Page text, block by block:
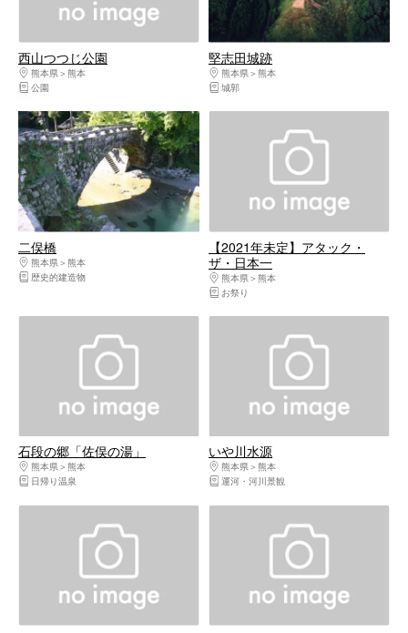
西山つつじ公園
熊本県
熊本
公園
堅志田城跡
熊本県
熊本
城郭
二俣橋
熊本県
熊本
歴史的建造物
【2021年未定】アタック・
ザ・日本一
熊本県
熊本
お祭り
石段の郷「佐俣の湯」
熊本県
熊本
日帰り温泉
いや川水源
熊本県
熊本
運河・河川景観